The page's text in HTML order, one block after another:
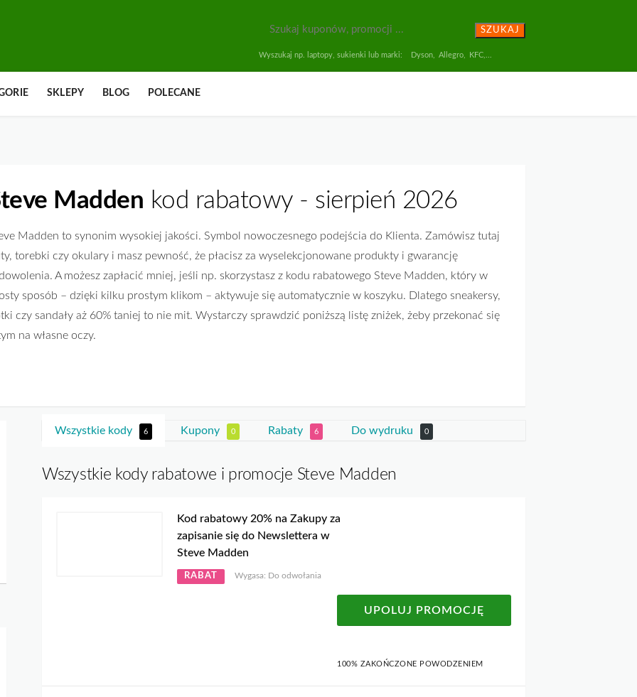
SZUKAJ
Wyszukaj np. laptopy, sukienki lub marki: Dyson Allegro KFC
SKLEPY BLOG POLECANE
Madden kod rabatowy - sierpień 2026
Madden to synonim wysokiej jakości. Symbol nowoczesnego podejścia do Klienta. Zamówisz tutaj
torebki czy okulary i masz pewność, że płacisz za wyselekcjonowane produkty i gwarancję
A możesz zapłacić mniej, jeśli np. skorzystasz z kodu rabatowego Steve Madden, który w
sposób – dzięki kilku prostym klikom – aktywuje się automatycznie w koszyku. Dlatego sneakersy,
czy sandały aż 60% taniej to nie mit. Wystarczy sprawdzić poniższą listę zniżek, żeby przekonać się
na własne oczy.
Wszystkie kody 6 Kupony 0 Rabaty 6 Do wydruku 0
Wszystkie kody rabatowe i promocje Steve Madden
Kod rabatowy 20% na Zakupy za
zapisanie się do Newslettera w
Steve Madden
RABAT Wygasa: Do odwołania
UPOLUJ PROMOCJĘ
100% ZAKOŃCZONE POWODZENIEM